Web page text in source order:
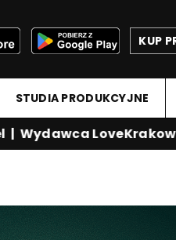
KUP
STUDIA PRODUKCYJNE
| Wydawca